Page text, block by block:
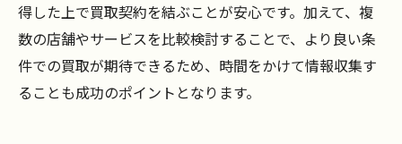
得した上で買取契約を結ぶことが安心です。加えて、複
数の店舗やサービスを比較検討することで、より良い条
件での買取が期待できるため、時間をかけて情報収集す
ることも成功のポイントとなります。